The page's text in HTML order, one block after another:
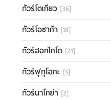
ทัวร์โตเกียว [36]
ทัวร์โอซาก้า [18]
ทัวร์ฮอกไกโด [21]
ทัวร์ฟุกุโอกะ [5]
ทัวร์นาโกย่า [2]